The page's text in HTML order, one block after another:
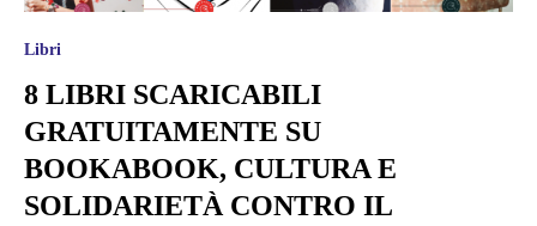
Libri
8 LIBRI SCARICABILI
GRATUITAMENTE SU
BOOKABOOK, CULTURA E
SOLIDARIETÀ CONTRO IL